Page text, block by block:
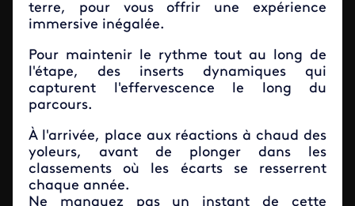
terre, pour vous offrir une expérience
immersive inégalée.
Pour maintenir le rythme tout au long de
l'étape, des inserts dynamiques qui
capturent l'effervescence le long du
parcours.
À l'arrivée, place aux réactions à chaud des
yoleurs, avant de plonger dans les
classements où les écarts se resserrent
chaque année.
Ne manquez pas un instant de cette